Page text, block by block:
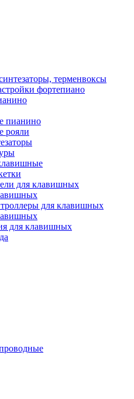
терменвоксы
фортепиано
пианино
рояли
для клавишных
для клавишных
для клавишных